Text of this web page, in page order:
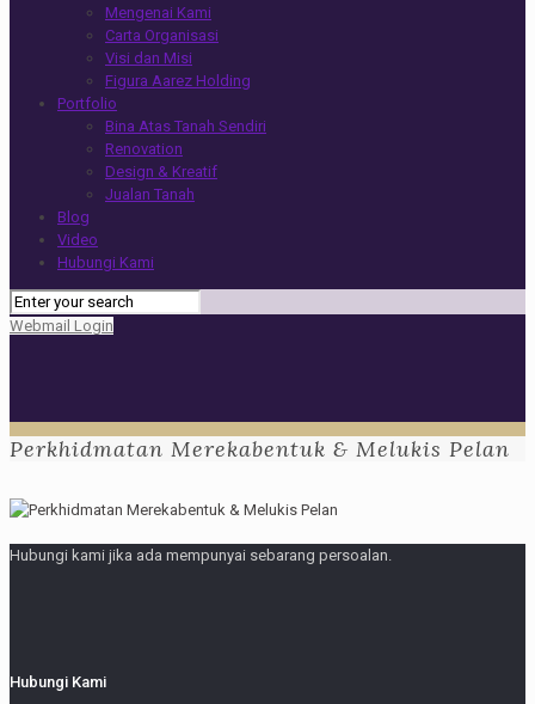
Mengenai Kami
Carta Organisasi
Visi dan Misi
Figura Aarez Holding
Portfolio
Bina Atas Tanah Sendiri
Renovation
Design & Kreatif
Jualan Tanah
Blog
Video
Hubungi Kami
Webmail Login
Perkhidmatan Merekabentuk & Melukis Pelan
Hubungi kami jika ada mempunyai sebarang persoalan.
Hubungi Kami